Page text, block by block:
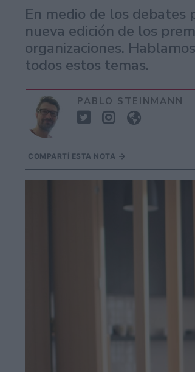
En medio de los
nueva edición de los
organizaciones.
todos estos temas.
PABLO STEINMANN
COMPARTÍ ESTA NOTA